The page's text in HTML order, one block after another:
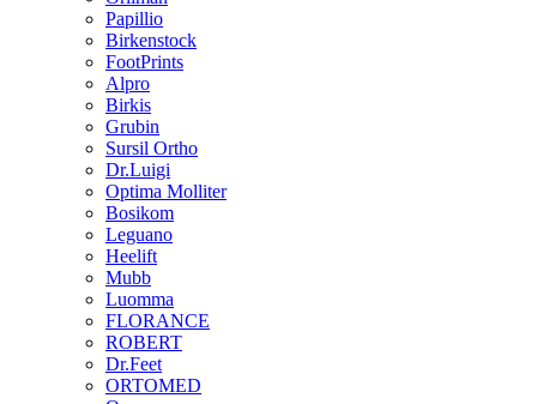
Papillio
Birkenstock
FootPrints
Alpro
Birkis
Grubin
Sursil Ortho
Dr.Luigi
Optima Molliter
Bosikom
Leguano
Heelift
Mubb
Luomma
FLORANCE
ROBERT
Dr.Feet
ORTOMED